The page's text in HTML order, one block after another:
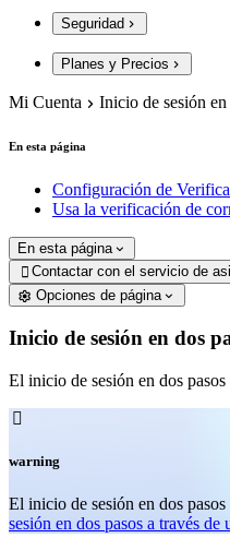
Seguridad
Planes y Precios
Mi Cuenta Inicio de sesión en
En esta página
Configuración de
Usa la verificación de
En esta página
 Contactar con el servicio de
Opciones de página
Inicio de sesión en dos
El inicio de sesión en dos

warning
El inicio de sesión en dos
sesión en dos pasos a través de